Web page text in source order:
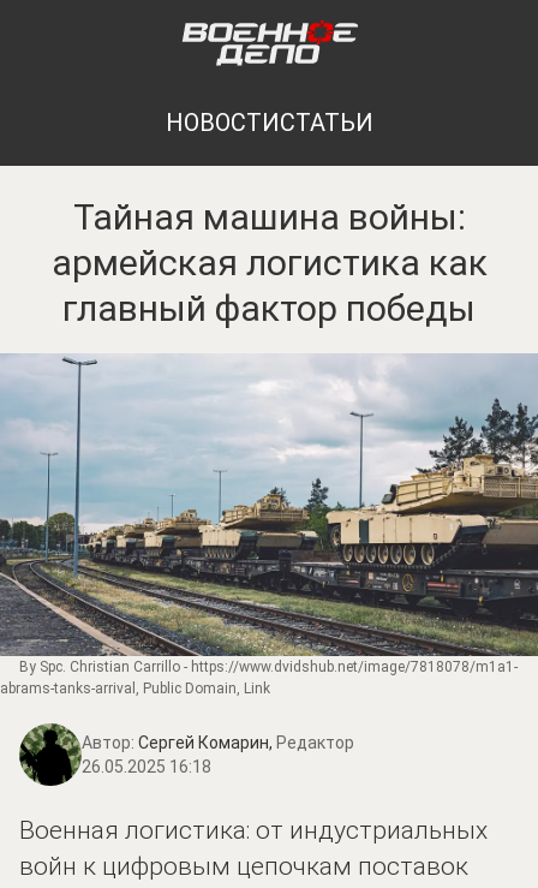
НОВОСТИСТАТЬИ
Тайная машина войны:
армейская логистика как
главный фактор победы
By Spc. Christian Carrillo - https://www.dvidshub.net/image/7818078/m1a1-
abrams-tanks-arrival , Public Domain, Link
Автор: Сергей Комарин, Редактор
26.05.2025 16:18
Военная логистика: от индустриальных
войн к цифровым цепочкам поставок